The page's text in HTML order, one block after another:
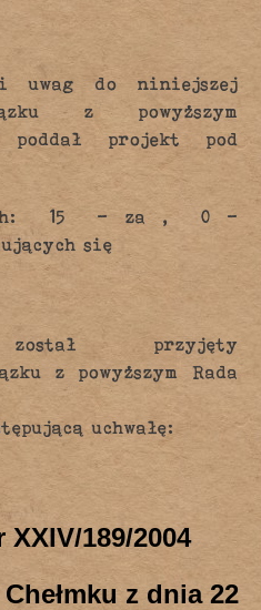
uwag do niniejszej
z powyższym
poddał projekt pod
15 – za , 0 –
się
został przyjęty
z powyższym Rada
uchwałę:
XXIV/189/2004
z dnia 22